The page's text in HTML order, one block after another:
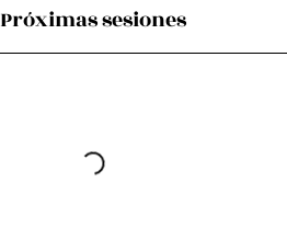
Próximas sesiones